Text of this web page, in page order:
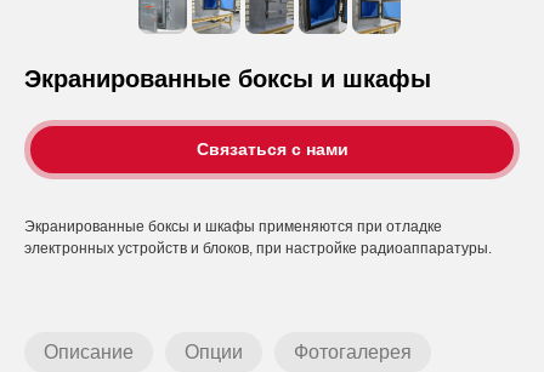
Экранированные боксы и шкафы
Связаться с нами
Экранированные боксы и шкафы применяются при отладке
электронных устройств и блоков, при настройке радиоаппаратуры.
Описание Опции Фотогалерея